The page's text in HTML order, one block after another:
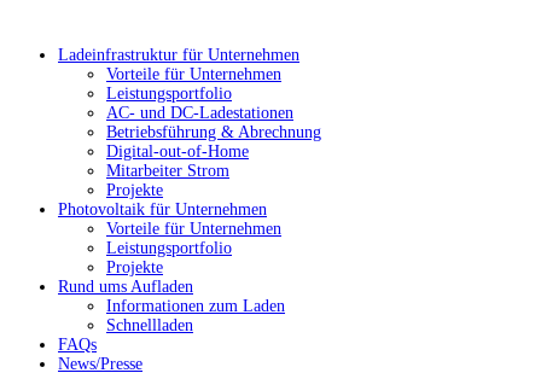
Ladeinfrastruktur für Unternehmen
Vorteile für Unternehmen
Leistungsportfolio
AC- und DC-Ladestationen
Betriebsführung & Abrechnung
Digital-out-of-Home
Mitarbeiter Strom
Projekte
Photovoltaik für Unternehmen
Vorteile für Unternehmen
Leistungsportfolio
Projekte
Rund ums Aufladen
Informationen zum Laden
Schnellladen
FAQs
News/Presse